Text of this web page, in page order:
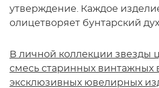
утверждение. Каждое
олицетворяет бунтарский
В личной коллекции звезды
смесь старинных винтажных
эксклюзивных ювелирных